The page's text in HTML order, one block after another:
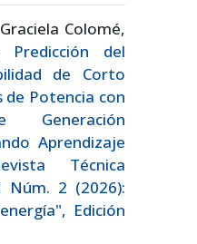
Colomé,
Predicción del
de Corto
de Potencia con
Generación
Aprendizaje
Técnica
Núm. 2 (2026):
Edición